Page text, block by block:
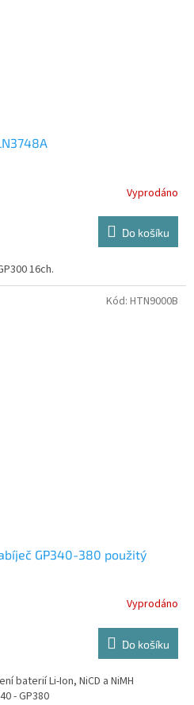
Vyprodáno
Do košíku
16ch.
GP340-380 použitý
Vyprodáno
Do košíku
baterií Li-Ion, NiCD a NiMH
- GP380
Kód: HTN9000B